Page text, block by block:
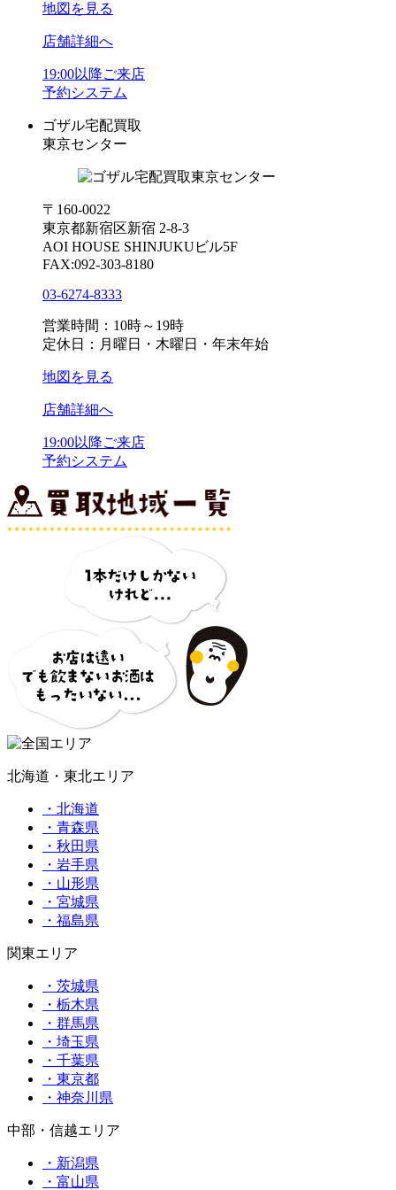
地図を見る
店舗詳細へ
19:00以降ご来店
予約システム
ゴザル宅配買取
東京センター
〒160-0022
東京都新宿区新宿 2-8-3
AOI HOUSE SHINJUKUビル5F
FAX:092-303-8180
03-6274-8333
営業時間：10時～19時
定休日：月曜日・木曜日・年末年始
地図を見る
店舗詳細へ
19:00以降ご来店
予約システム
北海道・東北エリア
・北海道
・青森県
・秋田県
・岩手県
・山形県
・宮城県
・福島県
関東エリア
・茨城県
・栃木県
・群馬県
・埼玉県
・千葉県
・東京都
・神奈川県
中部・信越エリア
・新潟県
・富山県